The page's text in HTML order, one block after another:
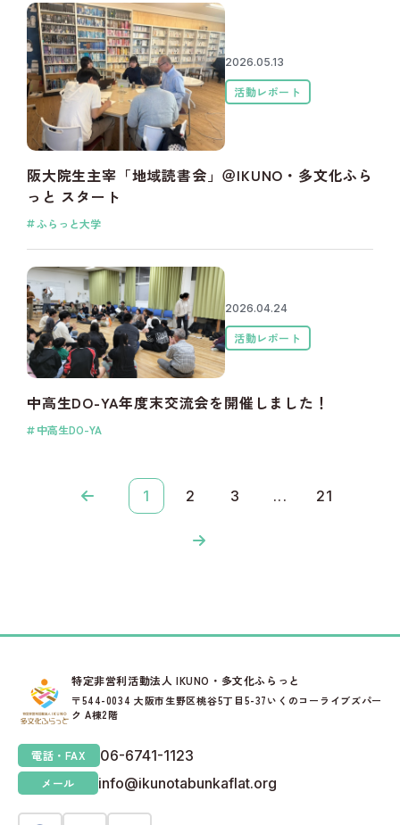
2026.05.13
活動レポート
阪大院生主宰「地域読書会」＠IKUNO・多文化ふら
っと スタート
ふらっと大学
2026.04.24
活動レポート
中高生DO-YA年度末交流会を開催しました！
中高生DO-YA
1 2 3 ... 21
特定非営利活動法人 IKUNO・多文化ふらっと
〒544-0034 大阪市生野区桃谷5丁目5-37いくのコーライブズパー
ク A棟2階
電話・FAX 06-6741-1123
メール info@ikunotabunkaflat.org